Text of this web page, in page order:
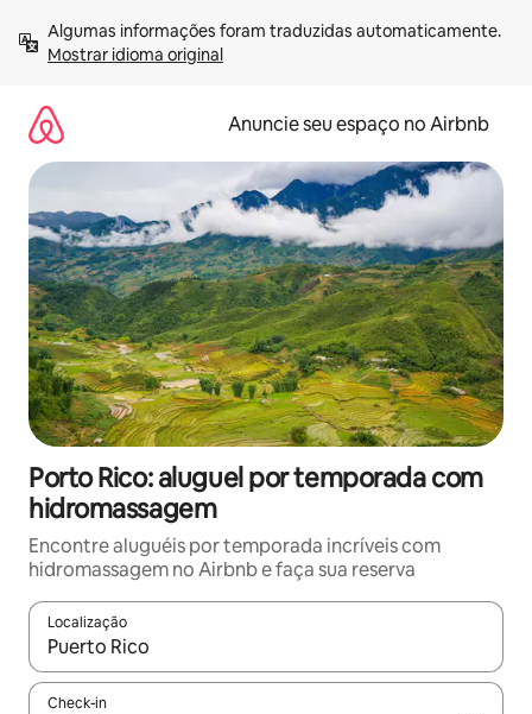
para
Mostrar idioma original
Anuncie seu espaço no Airbnb
Porto Rico: aluguel por temporada com
hidromassagem
Encontre aluguéis por temporada incríveis com
hidromassagem no Airbnb e faça sua reserva
Localização
Quando os resultados estiverem disponíveis, explore-os
Check-in